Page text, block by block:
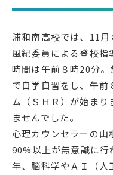
保健室より
事務室より
保護者の方へ
地域の皆様へ
教育関係者の方へ
浦和南高校では、11
風紀委員による登校
時間は午前８時20分。
で自学自習をし、午前
ム（ＳＨＲ）が始まり
ませんでした。
心理カウンセラーの山
90%以上が無意識に行
年、脳科学やＡＩ（人